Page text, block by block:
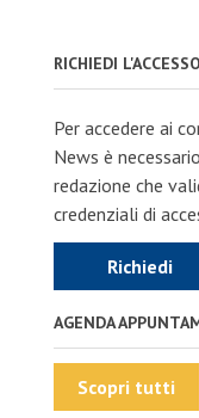
RICHIEDI L'ACCESSO
Per accedere ai
News è
redazione che
credenziali di
Richiedi
AGENDA
Scopri tutti